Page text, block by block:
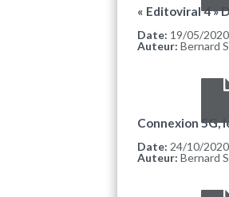
« Editoviral 4 »
Date: 19/05/2020
Auteur: Bernard
Connexion 5G,
Date: 24/10/2020
Auteur: Bernard